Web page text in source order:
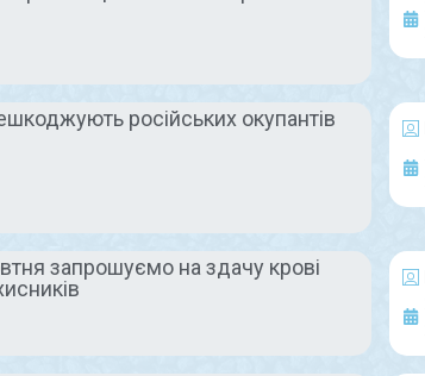
російських окупантів
запрошуємо на здачу крові
Покровського центру
НАШІ ЛЮДИ